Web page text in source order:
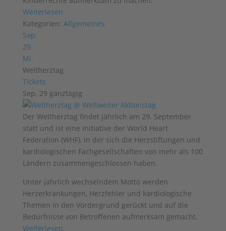
Weiterlesen
Kategorien: Allgemeines
Sep.
29
Mi.
Weltherztag
Tickets
Sep. 29 ganztägig
Der Weltherztag findet jährlich am 29. September
statt und ist eine Initiative der World Heart
Federation (WHF), in der sich die Herzstiftungen und
kardiologischen Fachgesellschaften von mehr als 100
Ländern zusammengeschlossen haben.
Unter jährlich wechselndem Motto werden
Herzerkrankungen, Herzfehler und kardiologische
Themen in den Vordergrund gerückt und auf die
Bedürfnisse von Betroffenen aufmerksam gemacht.
Weiterlesen